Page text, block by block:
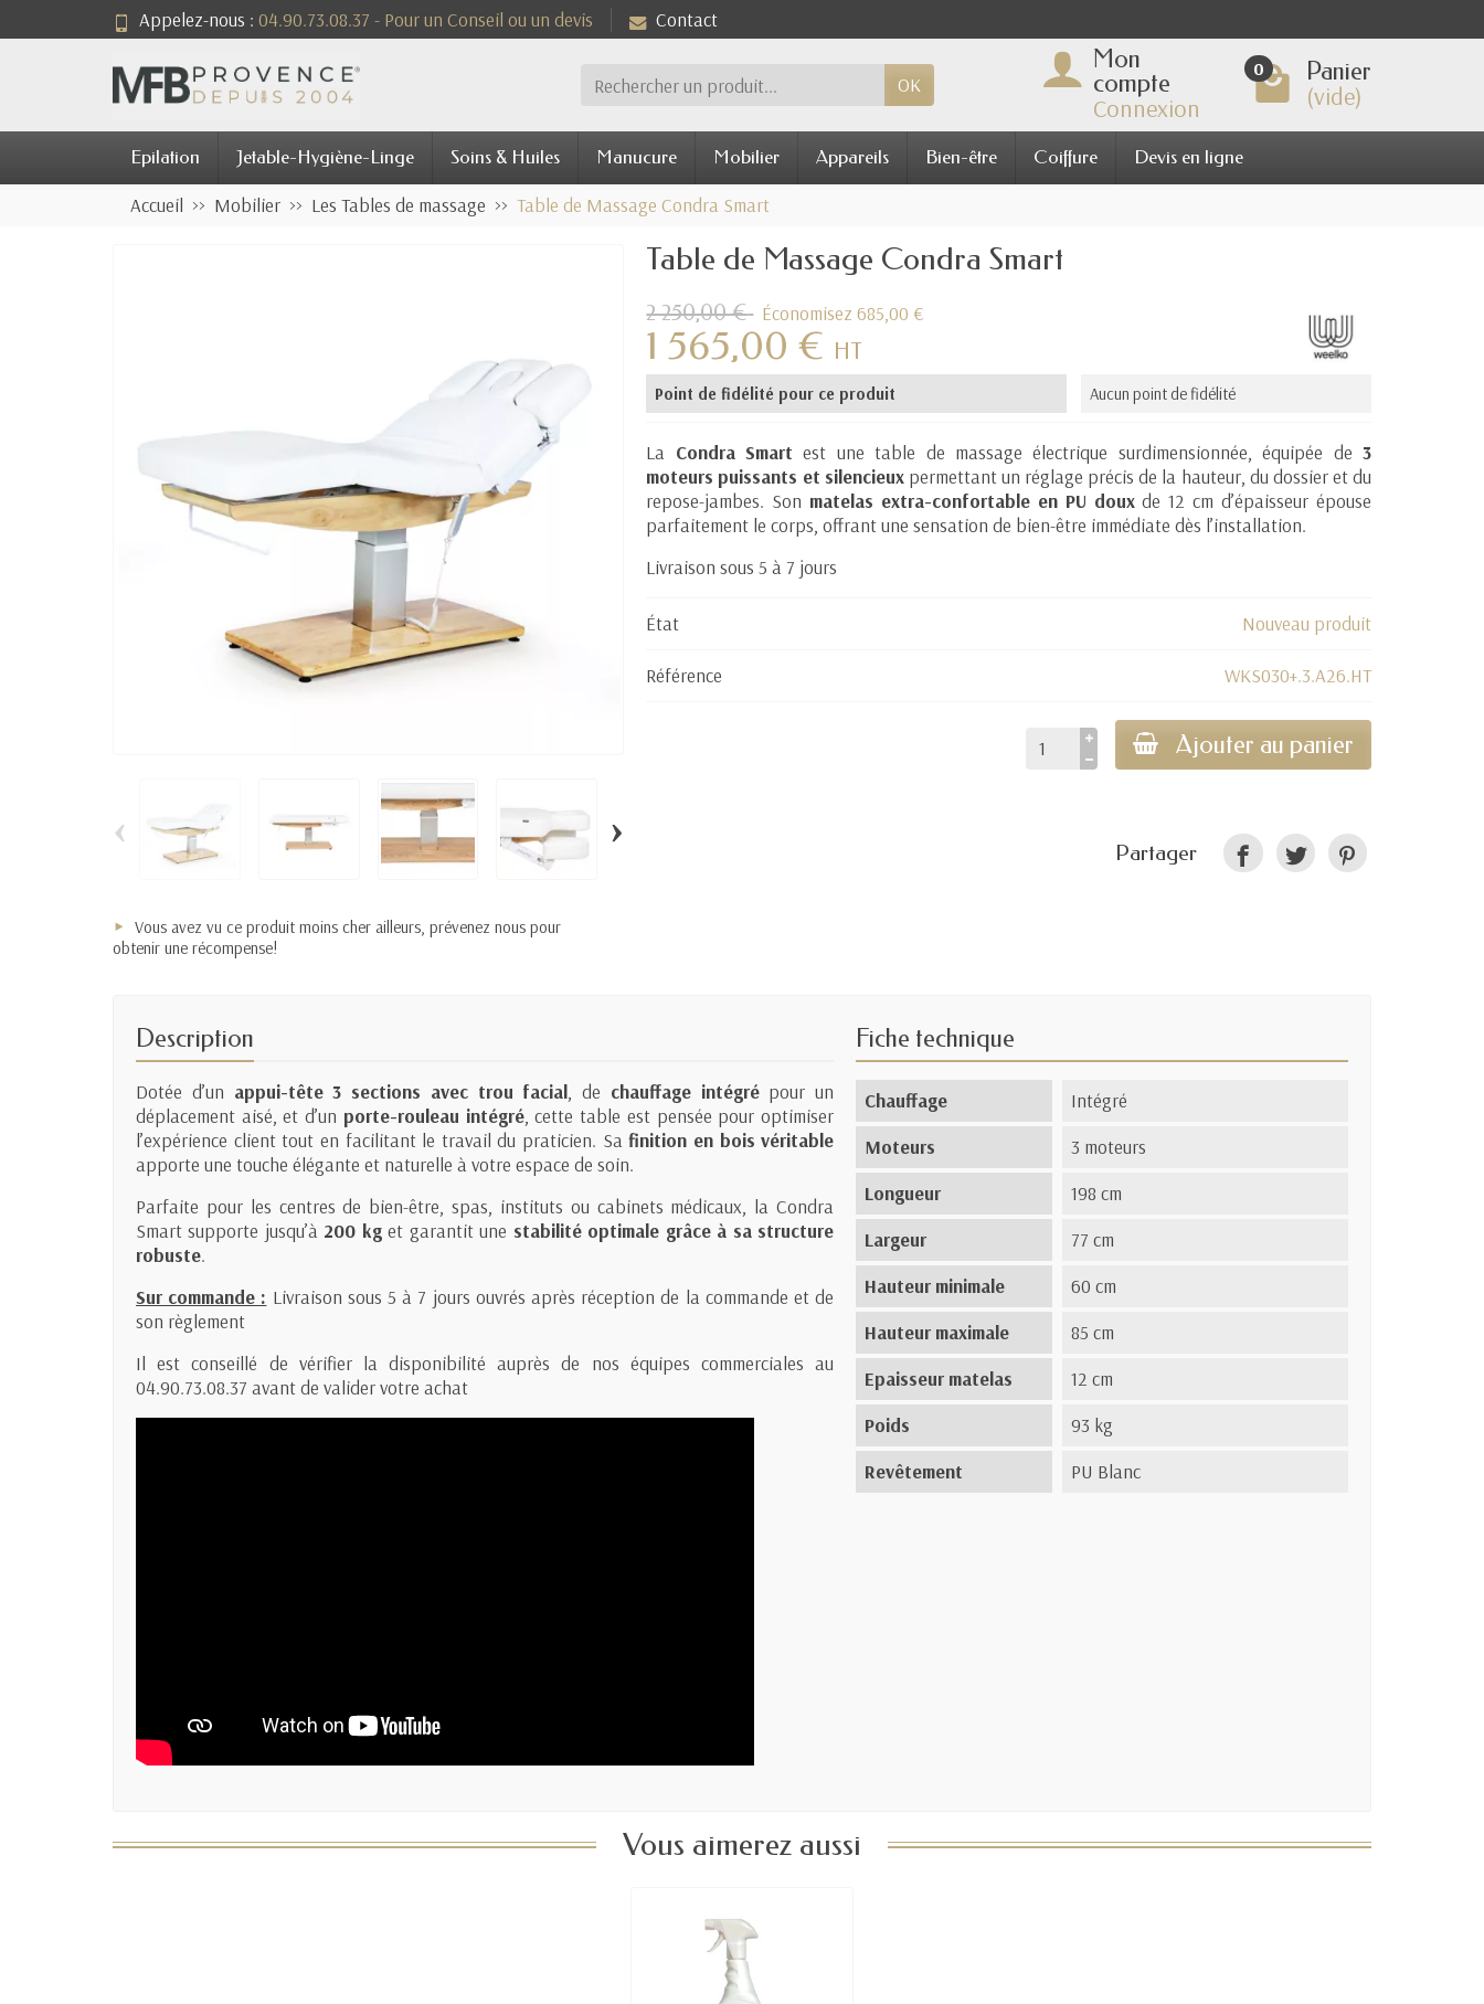
Appelez-nous : 04.90.73.08.37 - Pour un Conseil ou un devis Contact
OK
Mon
compte
Connexion
0 Panier
(vide)
Epilation Jetable-Hygiène-Linge Soins & Huiles Manucure Mobilier Appareils Bien-être Coiffure Devis en ligne
Accueil Mobilier Les Tables de massage Table de Massage Condra Smart
‹ ›
Vous avez vu ce produit moins cher ailleurs, prévenez nous pour
obtenir une récompense!
Table de Massage Condra Smart
2 250,00 € Économisez 685,00 €
1 565,00 € HT
Point de fidélité pour ce produit Aucun point de fidélité
La Condra Smart est une table de massage électrique surdimensionnée, équipée de 3
moteurs puissants et silencieuxpermettant un réglage précis de la hauteur, du dossier et du
repose-jambes. Son matelas extra-confortable en PU douxde 12 cm d’épaisseur épouse
parfaitement le corps, offrant une sensation de bien-être immédiate dès l’installation.
Livraison sous 5 à 7 jours
État Nouveau produit
Référence WKS030+.3.A26.HT
Ajouter au panier
Partager
Description
Dotée d’un appui-tête 3 sections avec trou facial , de chauffage intégré pour un
déplacement aisé, et d’un porte-rouleau intégré, cette table est pensée pour optimiser
l’expérience client tout en facilitant le travail du praticien. Safinition en bois véritable
apporte une touche élégante et naturelle à votre espace de soin.
Parfaite pour les centres de bien-être, spas, instituts ou cabinets médicaux, la Condra
Smart supporte jusqu’à 200 kget garantit une stabilité optimale grâce à sa structure
robuste.
Sur commande : Livraison sous 5 à 7 jours ouvrés après réception de la commande et de
son règlement
Il est conseillé de vérifier la disponibilité auprès de nos équipes commerciales au
04.90.73.08.37 avant de valider votre achat
Fiche technique
Chauffage
Intégré
Moteurs
3 moteurs
Longueur
198 cm
Largeur
77 cm
Hauteur minimale
60 cm
Hauteur maximale
85 cm
Epaisseur matelas
12 cm
Poids
93 kg
Revêtement
PU Blanc
Vous aimerez aussi